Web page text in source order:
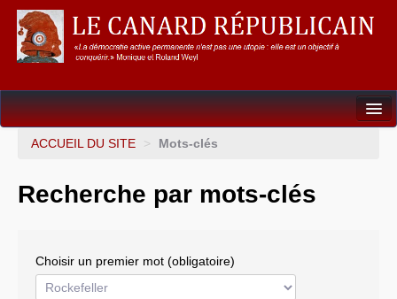
Dossiers
Gouvernance mondiale & mondialisation
ACCUEIL DU SITE > Mots-clés
Recherche par mots-clés
Choisir un premier mot (obligatoire)